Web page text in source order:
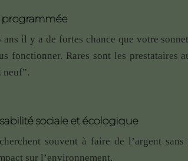
mai 2018– Sonnette RDVS
merci de votre commentaire ?
à fait ajouter un bouton supplémentaire
– Sonnette RDVS
! que du bonheur !
12 mai 2018– Sonnette RDVS
programmée
il y a de fortes chance que votre
fonctionner. Rares sont les prestataires
neuf”.
sociale et écologique
souvent à faire de l’argent sans
sur l’environnement.